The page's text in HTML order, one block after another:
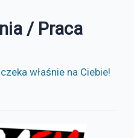
/ Praca
właśnie na Ciebie!